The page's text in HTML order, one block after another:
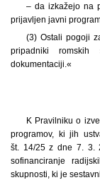
– da izkažejo na
prijavljen javni
(3) Ostali pogoji
pripadniki
dokumentaciji.«
K Pravilniku o
programov, ki jih
št. 14/25 z dne 7. 3.
sofinanciranje
skupnosti, ki je